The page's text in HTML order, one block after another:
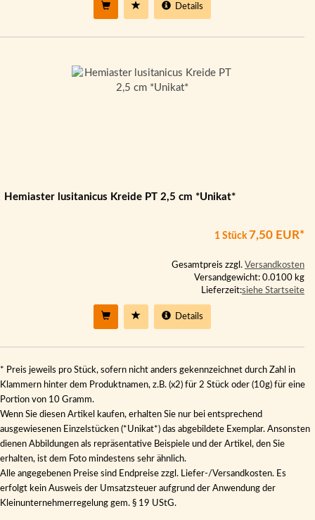
Details
Hemiaster lusitanicus Kreide PT 2,5 cm *Unikat*
1 Stück7,50 EUR*
Gesamtpreis zzgl. Versandkosten
Versandgewicht: 0.0100 kg
Lieferzeit:siehe Startseite
Details
* Preis jeweils pro Stück, sofern nicht anders gekennzeichnet durch Zahl in
Klammern hinter dem Produktnamen, z.B. (x2) für 2 Stück oder (10g) für eine
Portion von 10 Gramm.
Wenn Sie diesen Artikel kaufen, erhalten Sie nur bei entsprechend
ausgewiesenen Einzelstücken (*Unikat*) das abgebildete Exemplar. Ansonsten
dienen Abbildungen als repräsentative Beispiele und der Artikel, den Sie
erhalten, ist dem Foto mindestens sehr ähnlich.
Alle angegebenen Preise sind Endpreise zzgl. Liefer-/Versandkosten. Es
erfolgt kein Ausweis der Umsatzsteuer aufgrund der Anwendung der
Kleinunternehmerregelung gem. § 19 UStG.